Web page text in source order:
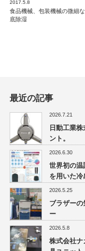
2017.5.8
食品機械、包装機械の微細
底除湿
最近の記事
2026.7.21
日動工業
ント。
2026.6.30
世界初の温
を用いた冷
2026.5.25
ブラザー
ー
2026.5.8
株式会社ナ